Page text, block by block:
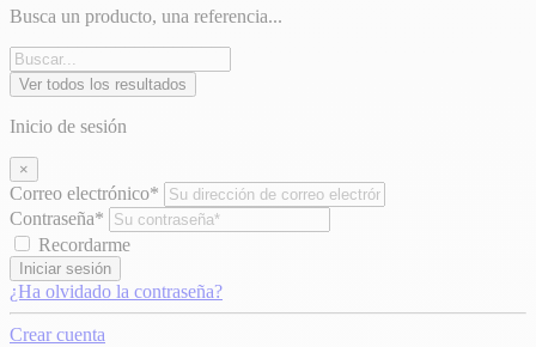
Busca un producto, una referencia...
Ver todos los resultados
Inicio de sesión
×
Correo electrónico*
Contraseña*
Recordarme
Iniciar sesión
¿Ha olvidado la contraseña?
Crear cuenta